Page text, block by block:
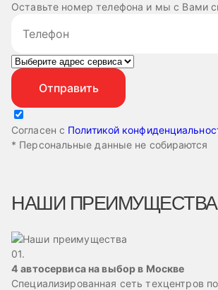
Оставьте номер телефона и мы с Вами
Согласен с Политикой
* Персональные данные не собираются
НАШИ ПРЕИМУЩЕСТВА
01.
4 автосервиса на выбор в Москве
Специализированная сеть техцентров